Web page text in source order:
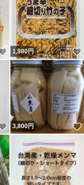
いいね！
1,980円
いいね！
3,800円